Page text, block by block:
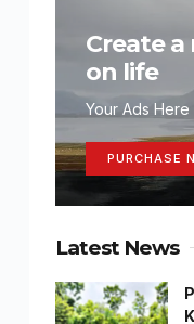
Create
on life
Your Ads
PURCHASE
Latest News